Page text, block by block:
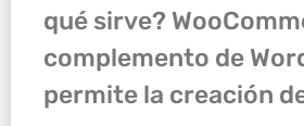
qué sirve?
complemento de
permite la creación